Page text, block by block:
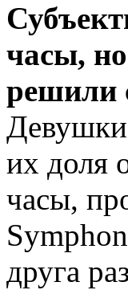
часы,
решили
Девушки
их доля
часы,
друга